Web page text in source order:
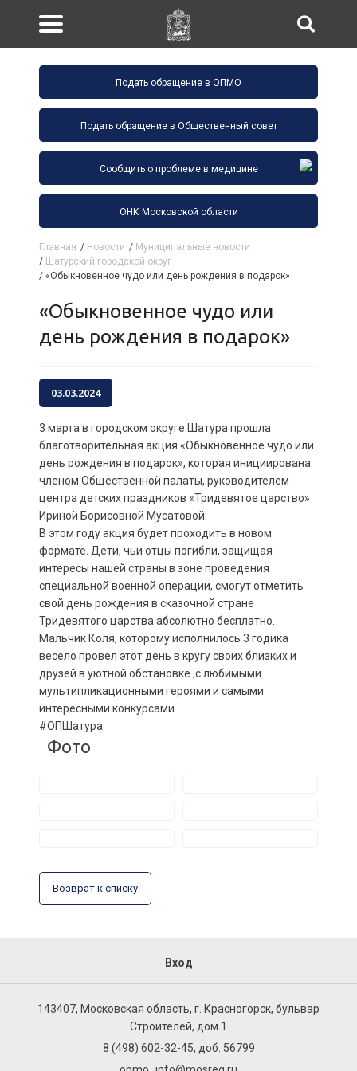
Подать обращение в ОПМО
Подать обращение в Общественный совет
Сообщить о проблеме в медицине
ОНК Московской области
Главная / Новости / Муниципальные новости
/ Шатурский городской округ
/ «Обыкновенное чудо или день рождения в подарок»
«Обыкновенное чудо или
день рождения в подарок»
03.03.2024
3 марта в городском округе Шатура прошла
благотворительная акция «Обыкновенное чудо или
день рождения в подарок», которая инициирована
членом Общественной палаты, руководителем
центра детских праздников «Тридевятое царство»
Ириной Борисовной Мусатовой.
В этом году акция будет проходить в новом
формате. Дети, чьи отцы погибли, защищая
интересы нашей страны в зоне проведения
специальной военной операции, смогут отметить
свой день рождения в сказочной стране
Тридевятого царства абсолютно бесплатно.
Мальчик Коля, которому исполнилось 3 годика
весело провел этот день в кругу своих близких и
друзей в уютной обстановке ,с любимыми
мультипликационными героями и самыми
интересными конкурсами.
#ОПШатура
Фото
Возврат к списку
Вход
143407, Московская область, г. Красногорск, бульвар
Строителей, дом 1
8 (498) 602-32-45, доб. 56799